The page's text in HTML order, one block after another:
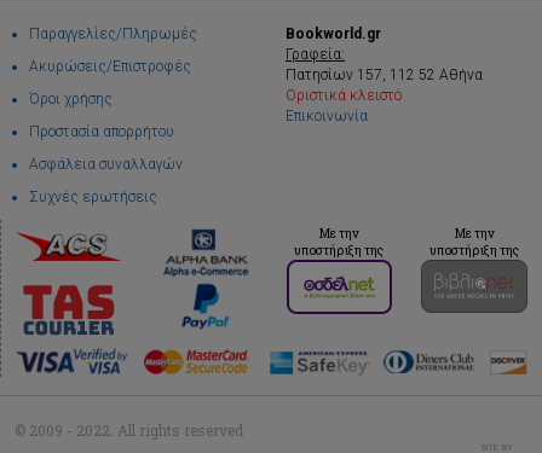
Παραγγελίες/Πληρωμές
Ακυρώσεις/Επιστροφές
Όροι χρήσης
Προστασία απορρήτου
Ασφάλεια συναλλαγών
Συχνές ερωτήσεις
Bookworld.gr
Γραφεία:
Πατησίων 157, 112 52 Αθήνα
Οριστικά κλειστό
Επικοινωνία
Με την
υποστήριξη της
Με την
υποστήριξη της
© 2009 - 2022. All rights reserved